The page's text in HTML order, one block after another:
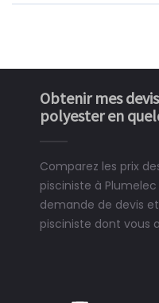
Obtenir mes
polyester en
Comparez les prix
pisciniste à
demande de devis
pisciniste dont vous